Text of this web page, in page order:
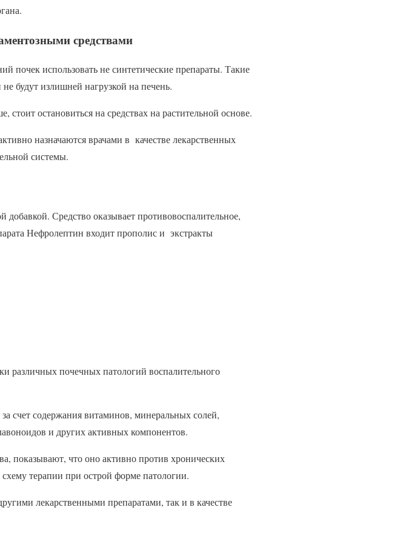
средствами
почек использовать не синтетические препараты. Такие
будут излишней нагрузкой на печень.
остановиться на средствах на растительной основе.
назначаются врачами в качестве лекарственных
системы.
Средство оказывает противовоспалительное,
Нефролептин входит прополис и экстракты
различных почечных патологий воспалительного
счет содержания витаминов, минеральных солей,
и других активных компонентов.
показывают, что оно активно против хронических
терапии при острой форме патологии.
лекарственными препаратами, так и в качестве